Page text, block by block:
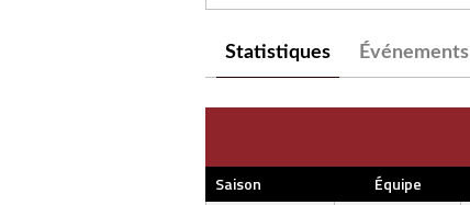
Statistiques Événements
Saison Équipe